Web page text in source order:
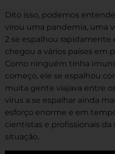
Dito isso, podemos
virou uma pandemia, uma
2 se espalhou rapidamente
chegou a vários países em
Como ninguém tinha
começo, ele se espalhou
muita gente viajava entre
vírus a se espalhar ainda
esforço enorme e em
cientistas e profissionais da
situação.